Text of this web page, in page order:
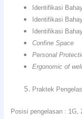
Identifikasi
Identifikasi
Identifikasi
Confine Space
Personal
Ergonomic of
Praktek
Posisi pengelasan : 1G,